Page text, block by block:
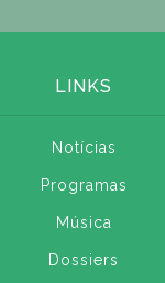
LINKS
Notícias
Programas
Música
Dossiers